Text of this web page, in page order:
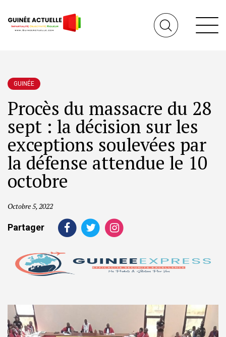
GUINÉE
Procès du massacre du 28
sept : la décision sur les
exceptions soulevées par
la défense attendue le 10
octobre
Octobre 5, 2022
Partager